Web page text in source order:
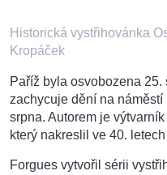
Historická vystřihovánka
Kropáček
Paříž byla osvobozena
zachycuje dění na
srpna. Autorem je
který nakreslil ve 40.
Forgues vytvořil sérii